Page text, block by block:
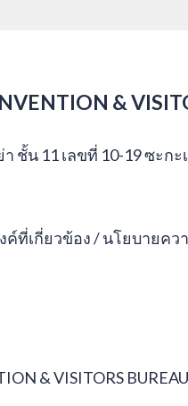
&
ชั้น 11 เลขที่ 10-19 ซะกะ
ค์ที่เกี่ยวข้อง นโยบายคว
& VISITORS